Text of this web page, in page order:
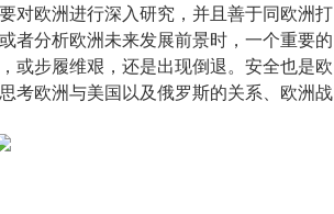
对欧洲进行深入研究，并且善于同欧洲打
者分析欧洲未来发展前景时，一个重要的
或步履维艰，还是出现倒退。安全也是欧
考欧洲与美国以及俄罗斯的关系、欧洲战